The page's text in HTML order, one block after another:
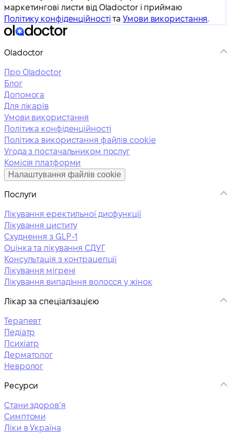
маркетингові листи від Oladoctor і приймаю
Політику конфіденційності таУмови використання.
Oladoctor
Про Oladoctor
Блог
Допомога
Для лікарів
Умови використання
Політика конфіденційності
Політика використання файлів cookie
Угода з постачальником послуг
Комісія платформи
Налаштування файлів cookie
Послуги
Лікування еректильної дисфункції
Лікування циститу
Схуднення з GLP-1
Оцінка та лікування СДУГ
Консультація з контрацепції
Лікування мігрені
Лікування випадіння волосся у жінок
Лікар за спеціалізацією
Терапевт
Педіатр
Психіатр
Дерматолог
Невролог
Ресурси
Стани здоровʼя
Симптоми
Ліки в Україна